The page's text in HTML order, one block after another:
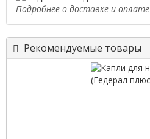
Подробнее о доставке и оплате
Рекомендуемые товары